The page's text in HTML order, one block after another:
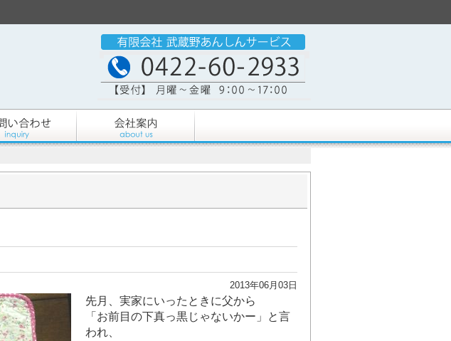
2013年06月03日
先月、実家にいったときに父から
「お前目の下真っ黒じゃないかー」と言
われ、